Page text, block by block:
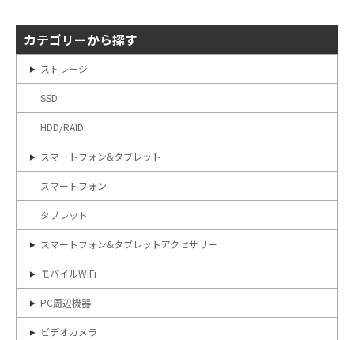
カテゴリーから探す
ストレージ
SSD
HDD/RAID
スマートフォン&タブレット
スマートフォン
タブレット
スマートフォン&タブレットアクセサリー
モバイルWiFi
PC周辺機器
ビデオカメラ